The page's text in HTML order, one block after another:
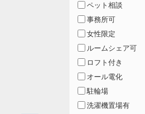
ペット相談
事務所可
女性限定
ルームシェア可
ロフト付き
オール電化
駐輪場
洗濯機置場有